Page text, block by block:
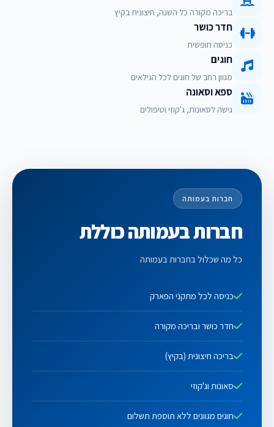
בריכה מקורה כל השנה, חיצונית בקיץ
חדר כושר
כניסה חופשית
חוגים
מגוון רחב של חוגים לכל הגילאים
ספא וסאונה
גישה לסאונות, ג'קוזי וטיפולים
חברות בעמותה
חברות בעמותה כוללת
כל מה שכלול בחברות בעמותה
כניסה לכל מתקני הפארק
חדר כושר ובריכה מקורה
בריכה חיצונית (בקיץ)
סאונות וג'קוזי
חוגים מגוונים ללא תוספת תשלום